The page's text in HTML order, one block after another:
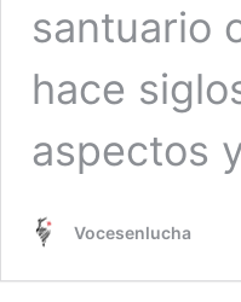
santuario
hace
aspectos
Vocesenlucha